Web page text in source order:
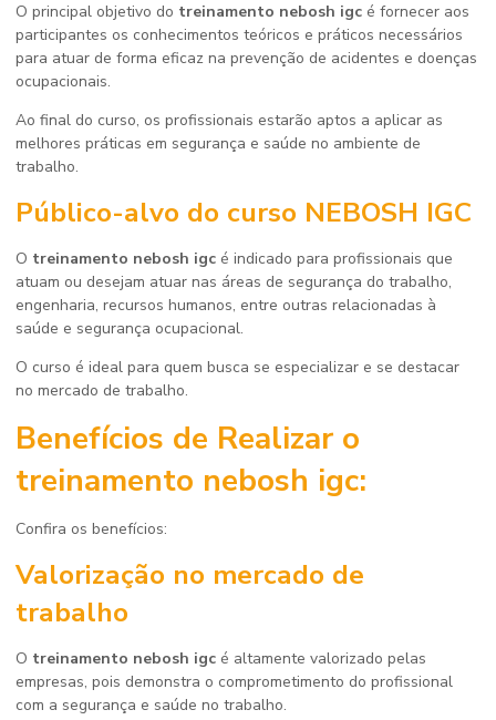
O principal objetivo do treinamento nebosh igc é fornecer aos
participantes os conhecimentos teóricos e práticos necessários
para atuar de forma eficaz na prevenção de acidentes e doenças
ocupacionais.
Ao final do curso, os profissionais estarão aptos a aplicar as
melhores práticas em segurança e saúde no ambiente de
trabalho.
Público-alvo do curso NEBOSH IGC
O treinamento nebosh igc é indicado para profissionais que
atuam ou desejam atuar nas áreas de segurança do trabalho,
engenharia, recursos humanos, entre outras relacionadas à
saúde e segurança ocupacional.
O curso é ideal para quem busca se especializar e se destacar
no mercado de trabalho.
Benefícios de Realizar o
treinamento nebosh igc:
Confira os benefícios:
Valorização no mercado de
trabalho
O treinamento nebosh igc é altamente valorizado pelas
empresas, pois demonstra o comprometimento do profissional
com a segurança e saúde no trabalho.